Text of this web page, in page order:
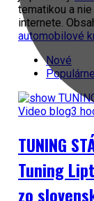
tematikou a
internete.
automobilové
Nové
Populárne
Video blog3
TUNING
Tuning
zo